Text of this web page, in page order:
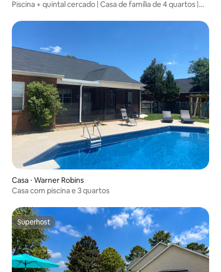
Piscina + quintal cercado | Casa de família de 4 quartos |
Casa ⋅ Warner Robins
Casa com piscina e 3 quartos
Superhost
Superhost